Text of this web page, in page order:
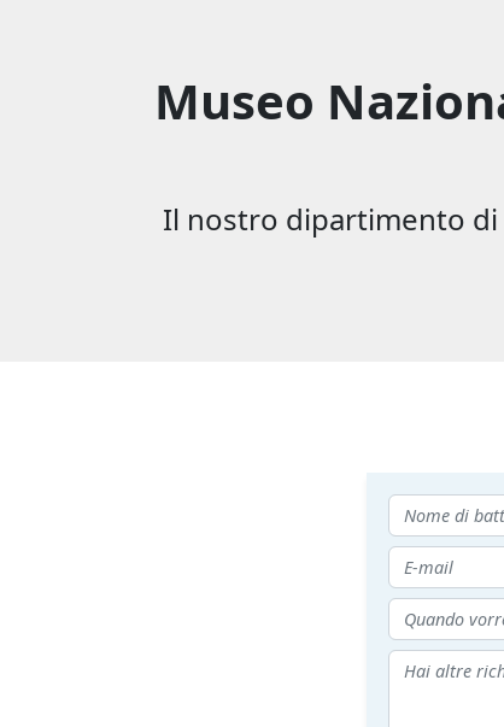
Museo
Il nostro dipartimento